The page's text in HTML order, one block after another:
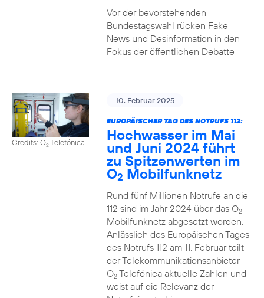
Vor der bevorstehenden
Bundestagswahl rücken Fake
News und Desinformation in den
Fokus der öffentlichen Debatte
Credits: O2Telefónica
10. Februar 2025
EUROPÄISCHER TAG DES NOTRUFS 112:
Hochwasser im Mai
und Juni 2024 führt
zu Spitzenwerten im
O2 Mobilfunknetz
Rund fünf Millionen Notrufe an die
112 sind im Jahr 2024 über das O2
Mobilfunknetz abgesetzt worden.
Anlässlich des Europäischen Tages
des Notrufs 112 am 11. Februar teilt
der Telekommunikationsanbieter
O2Telefónica aktuelle Zahlen und
weist auf die Relevanz der